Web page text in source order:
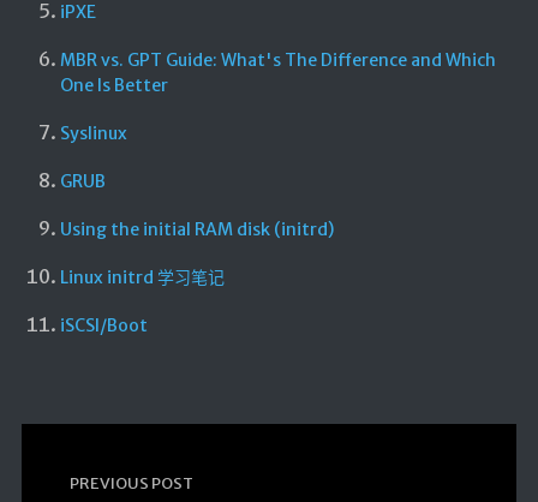
iPXE
MBR vs. GPT Guide: What's The Difference and Which
One Is Better
Syslinux
GRUB
Using the initial RAM disk (initrd)
Linux initrd 学习笔记
iSCSI/Boot
PREVIOUS POST